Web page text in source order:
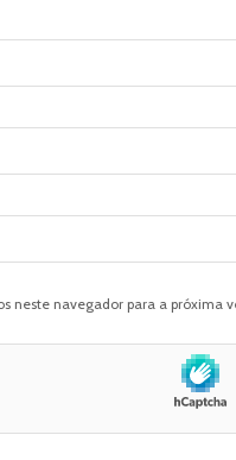
neste navegador para a próxima